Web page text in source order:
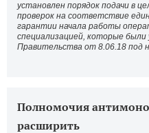
установлен порядок подачи в
проверок на соответствие
гарантии начала работы
специализацией, которые
Правительства от 8.06.18 под
Полномочия
расширить